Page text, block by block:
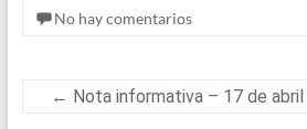
er b
o
ky
p
No hay comentarios
← Nota informativa – 17 de abril